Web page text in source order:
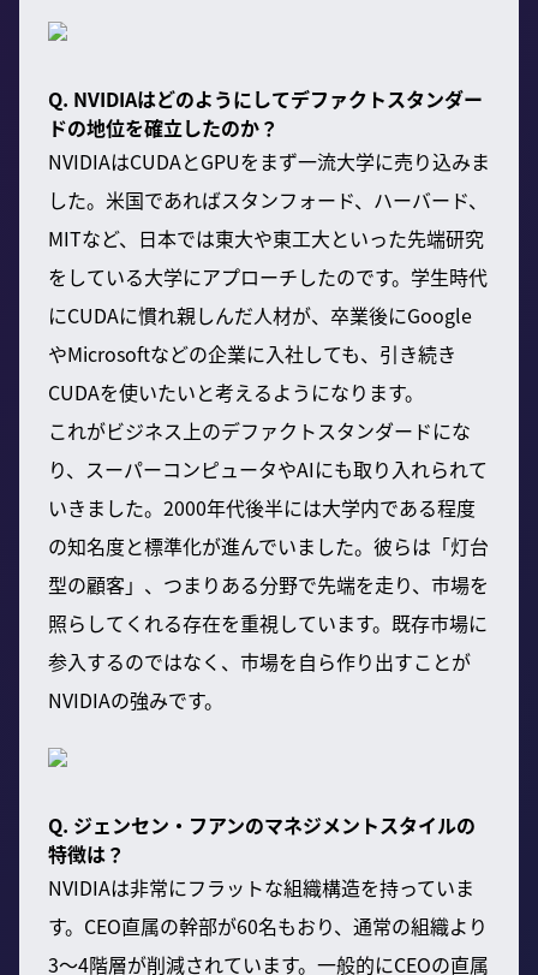
Q. NVIDIAはどのようにしてデファクトスタンダー
ドの地位を確立したのか？
NVIDIAはCUDAとGPUをまず一流大学に売り込みま
した。米国であればスタンフォード、ハーバード、
MITなど、日本では東大や東工大といった先端研究
をしている大学にアプローチしたのです。学生時代
にCUDAに慣れ親しんだ人材が、卒業後にGoogle
やMicrosoftなどの企業に入社しても、引き続き
CUDAを使いたいと考えるようになります。
これがビジネス上のデファクトスタンダードにな
り、スーパーコンピュータやAIにも取り入れられて
いきました。2000年代後半には大学内である程度
の知名度と標準化が進んでいました。彼らは「灯台
型の顧客」、つまりある分野で先端を走り、市場を
照らしてくれる存在を重視しています。既存市場に
参入するのではなく、市場を自ら作り出すことが
NVIDIAの強みです。
Q. ジェンセン・フアンのマネジメントスタイルの
特徴は？
NVIDIAは非常にフラットな組織構造を持っていま
す。CEO直属の幹部が60名もおり、通常の組織より
3〜4階層が削減されています。一般的にCEOの直属